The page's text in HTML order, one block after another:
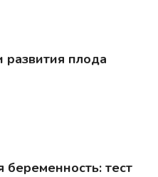
плода
тест